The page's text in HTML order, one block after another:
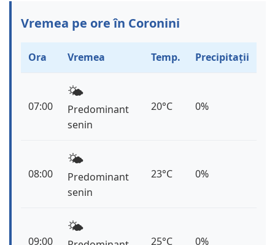
Vremea pe ore în Coronini
Ora Vremea Temp. Precipitații
07:00
🌤️
Predominant
senin
20°C 0%
08:00
🌤️
Predominant
senin
23°C 0%
09:00
🌤️
25°C 0%